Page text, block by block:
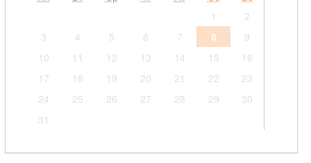
1
2
3
4 5 6 7 8
9
10
11 12 13 14 15
16
17
18 19 20 21 22
23
24
25 26 27 28 29
30
31